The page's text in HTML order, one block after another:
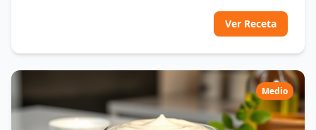
Ver Receta
Medio